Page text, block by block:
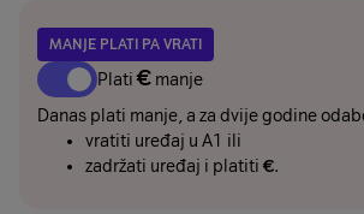
MANJE PLATI PA VRATI
Plati€ manje
Danas plati manje, a za dvije godine
vratiti uređaj u A1 ili
zadržati uređaj i platiti €.